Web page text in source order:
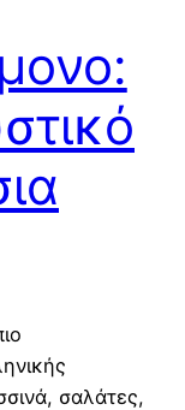
σαλάτες,